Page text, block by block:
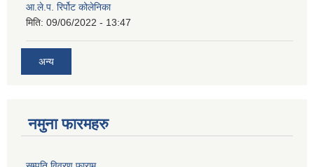
आ.ले.प. रिर्पोट कोलेनिका
मिति: 09/06/2022 - 13:47
अन्य
नमुना फारमहरु